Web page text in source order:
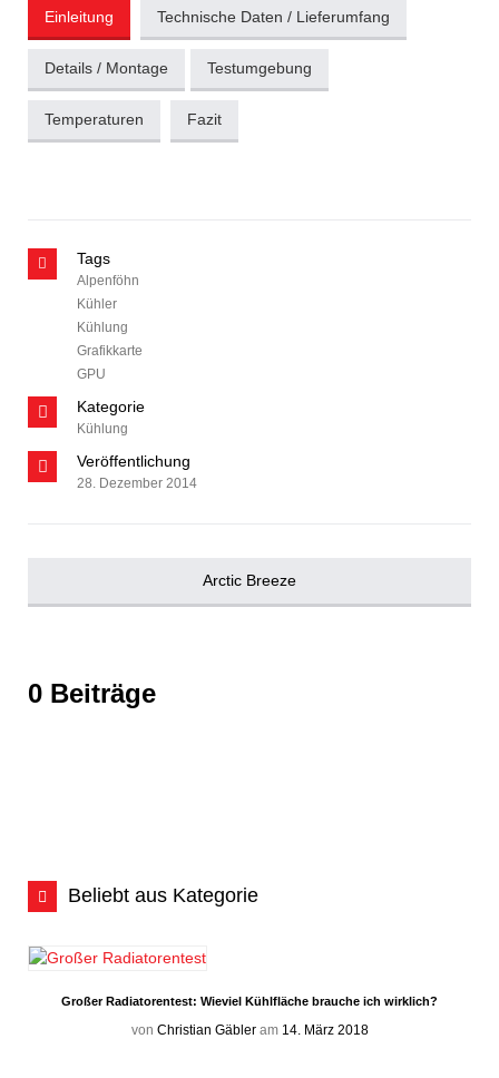
Einleitung Technische Daten / Lieferumfang
Details / Montage Testumgebung
Temperaturen Fazit
Tags
Alpenföhn
Kühler
Kühlung
Grafikkarte
GPU
Kategorie
Kühlung
Veröffentlichung
28. Dezember 2014
Arctic Breeze
0 Beiträge
Beliebt aus Kategorie
Großer Radiatorentest: Wieviel Kühlfläche brauche ich wirklich?
von Christian Gäbleram 14. März 2018